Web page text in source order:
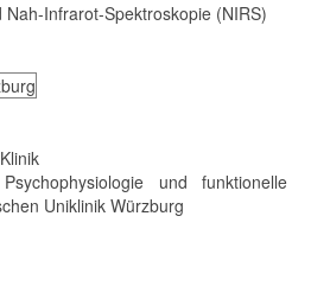
Infrarot-Spektroskopie (NIRS)
und funktionelle
Uniklinik Würzburg